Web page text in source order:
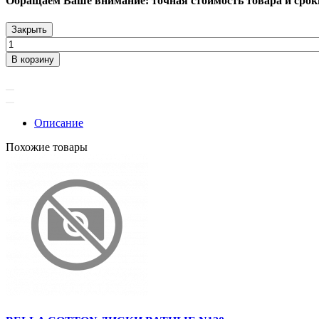
Закрыть
В корзину
Описание
Похожие товары